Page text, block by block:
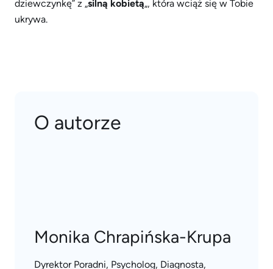
dziewczynkę” z „silną kobietą„, która wciąż się w Tobie
ukrywa.
O autorze
Monika Chrapińska-Krupa
Dyrektor Poradni, Psycholog, Diagnosta,